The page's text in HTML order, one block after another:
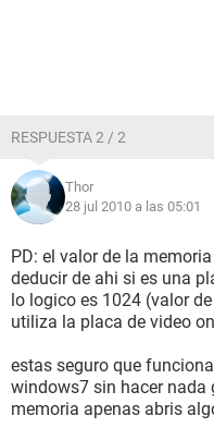
RESPUESTA 2 / 2
Thor
28 jul 2010 a las 05:01
PD: el valor de la
deducir de ahi si es una
lo logico es 1024 (valor
utiliza la placa de video
estas seguro que
windows7 sin hacer nada
memoria apenas abris